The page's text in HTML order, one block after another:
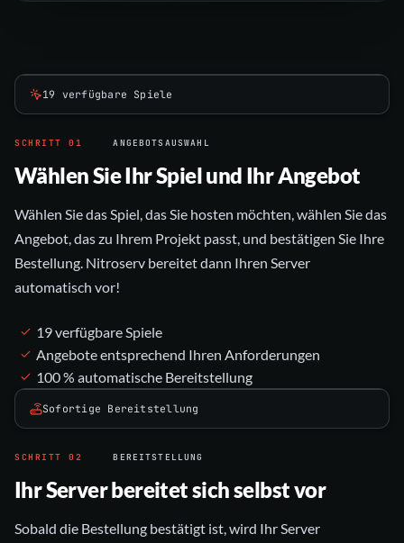
19 verfügbare Spiele
SCHRITT 01 ANGEBOTSAUSWAHL
Wählen Sie Ihr Spiel und Ihr Angebot
Wählen Sie das Spiel, das Sie hosten möchten, wählen Sie das
Angebot, das zu Ihrem Projekt passt, und bestätigen Sie Ihre
Bestellung. Nitroserv bereitet dann Ihren Server
automatisch vor!
19 verfügbare Spiele
Angebote entsprechend Ihren Anforderungen
100 % automatische Bereitstellung
Sofortige Bereitstellung
SCHRITT 02 BEREITSTELLUNG
Ihr Server bereitet sich selbst vor
Sobald die Bestellung bestätigt ist, wird Ihr Server